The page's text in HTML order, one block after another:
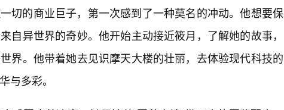
切的商业巨子，第一次感到了一种莫名的冲动。他想要保
自异世界的奇妙。他开始主动接近筱月，了解她的故事，
界。他带着她去见识摩天大楼的壮丽，去体验现代科技的
与多彩。